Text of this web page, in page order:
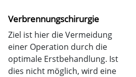
Verbrennungschirurgie
Ziel ist hier die Vermeidung
einer Operation durch die
optimale Erstbehandlung. Ist
dies nicht möglich, wird eine